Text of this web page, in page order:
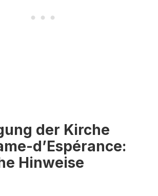
der Kirche
d’Espérance:
Hinweise